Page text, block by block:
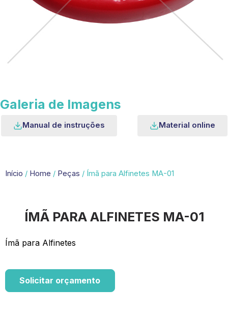
Galeria de Imagens
Manual de instruções Material online
Início / Home / Peças / Ímã para Alfinetes MA-01
ÍMÃ PARA ALFINETES MA-01
Ímã para Alfinetes
Solicitar orçamento